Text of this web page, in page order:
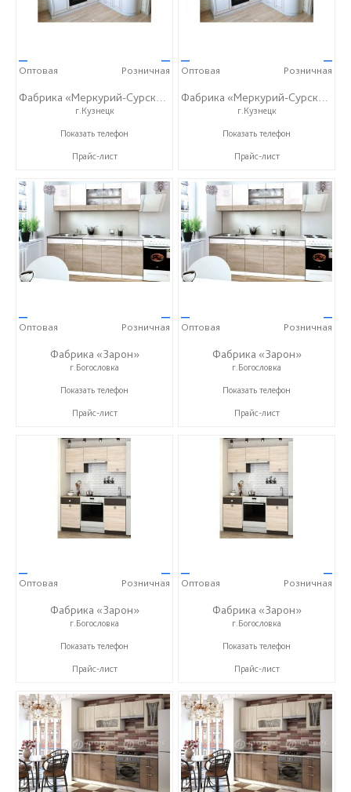
—
Оптовая
—
Розничная
Фабрика «Меркурий-Сурский»
г.Кузнецк
+7 (8415) 73-05-06
Показать телефон
Прайс-лист
—
Оптовая
—
Розничная
Фабрика «Меркурий-Сурский»
г.Кузнецк
+7 (8415) 73-05-06
Показать телефон
Прайс-лист
—
Оптовая
—
Розничная
Фабрика «Зарон»
г.Богословка
+7 (8412) 21-50-66
Показать телефон
Прайс-лист
—
Оптовая
—
Розничная
Фабрика «Зарон»
г.Богословка
+7 (8412) 21-50-66
Показать телефон
Прайс-лист
—
Оптовая
—
Розничная
Фабрика «Зарон»
г.Богословка
+7 (8412) 21-50-66
Показать телефон
Прайс-лист
—
Оптовая
—
Розничная
Фабрика «Зарон»
г.Богословка
+7 (8412) 21-50-66
Показать телефон
Прайс-лист